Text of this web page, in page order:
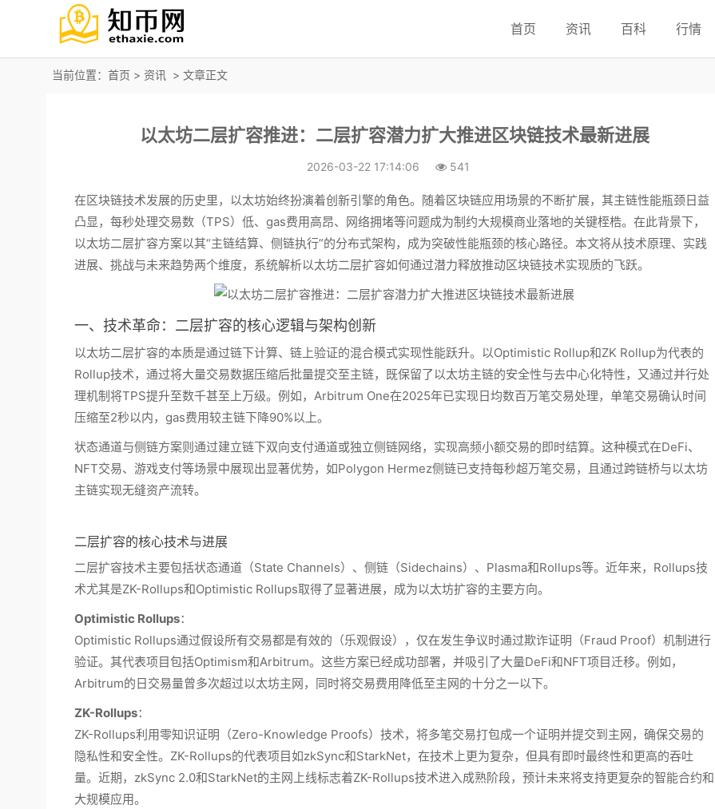
首页 资讯 百科 行情
当前位置： 首页 > 资讯 > 文章正文
以太坊二层扩容推进：二层扩容潜力扩大推进区块链技术最新进展
2026-03-22 17:14:06 541
在区块链技术发展的历史里，以太坊始终扮演着创新引擎的角色。随着区块链应用场景的不断扩展，其主链性能瓶颈日益
凸显，每秒处理交易数（TPS）低、gas费用高昂、网络拥堵等问题成为制约大规模商业落地的关键桎梏。在此背景下，
以太坊二层扩容方案以其“主链结算、侧链执行”的分布式架构，成为突破性能瓶颈的核心路径。本文将从技术原理、实践
进展、挑战与未来趋势两个维度，系统解析以太坊二层扩容如何通过潜力释放推动区块链技术实现质的飞跃。
一、技术革命：二层扩容的核心逻辑与架构创新
以太坊二层扩容的本质是通过链下计算、链上验证的混合模式实现性能跃升。以Optimistic Rollup和ZK Rollup为代表的
Rollup技术，通过将大量交易数据压缩后批量提交至主链，既保留了以太坊主链的安全性与去中心化特性，又通过并行处
理机制将TPS提升至数千甚至上万级。例如，Arbitrum One在2025年已实现日均数百万笔交易处理，单笔交易确认时间
压缩至2秒以内，gas费用较主链下降90%以上。
状态通道与侧链方案则通过建立链下双向支付通道或独立侧链网络，实现高频小额交易的即时结算。这种模式在DeFi、
NFT交易、游戏支付等场景中展现出显著优势，如Polygon Hermez侧链已支持每秒超万笔交易，且通过跨链桥与以太坊
主链实现无缝资产流转。
二层扩容的核心技术与进展
二层扩容技术主要包括状态通道（State Channels）、侧链（Sidechains）、Plasma和Rollups等。近年来，Rollups技
术尤其是ZK-Rollups和Optimistic Rollups取得了显著进展，成为以太坊扩容的主要方向。
Optimistic Rollups：
Optimistic Rollups通过假设所有交易都是有效的（乐观假设），仅在发生争议时通过欺诈证明（Fraud Proof）机制进行
验证。其代表项目包括Optimism和Arbitrum。这些方案已经成功部署，并吸引了大量DeFi和NFT项目迁移。例如，
Arbitrum的日交易量曾多次超过以太坊主网，同时将交易费用降低至主网的十分之一以下。
ZK-Rollups：
ZK-Rollups利用零知识证明（Zero-Knowledge Proofs）技术，将多笔交易打包成一个证明并提交到主网，确保交易的
隐私性和安全性。ZK-Rollups的代表项目如zkSync和StarkNet，在技术上更为复杂，但具有即时最终性和更高的吞吐
量。近期，zkSync 2.0和StarkNet的主网上线标志着ZK-Rollups技术进入成熟阶段，预计未来将支持更复杂的智能合约和
大规模应用。